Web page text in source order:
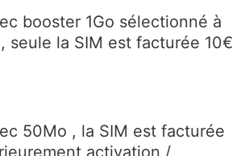
booster 1Go sélectionné à
seule la SIM est facturée 10€
50Mo , la SIM est facturée